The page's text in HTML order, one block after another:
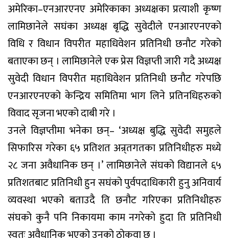
अमेरिका–एनआरएनए अमेरिकाका अध्यक्षका प्रत्याशी कृष्ण
लामिछानेले सघंका अध्यक्ष बृद्धि सुवेदीले एनआरएनएको
विधि र विधान विपरीत महाधिवेशन प्रतिनिधी छनौट गरेको
बताएका छन् । लामिछानेले एक प्रेस विज्ञप्ती जारी गदै अध्यक्ष
सुवेदी विधान विपरीत महाधिवेशन प्रतिनिधी छनौट गरेपछि
एनआरएनएको केन्द्रिय समितिमा भाग लिने प्रतिनधिहरुको
विवाद सृजना भएको दाबी गरे ।
उनले विज्ञप्तीमा भनेका छन्– ‘अध्यक्ष बुद्धि सुवेदी समुहले
सिफारिस गरेका ६५ प्रतिशत अन्र्तगतका प्रतिनिधीहरु मध्ये
२८ जना अवैधानिक छन् ।’ लामिछानेले संघको विद्यानले ६५
प्रतिशतबाट प्रतिनिधी हुन सघंको पुर्वपदाधिकारी हुनु अनिवार्य
व्यवस्था भएको बताउदै ति छनौट गरिएका प्रतिनिधीहरु
संघको कुनै पनि निकायमा काम नगरेको हुदा ति प्रतिनिधी